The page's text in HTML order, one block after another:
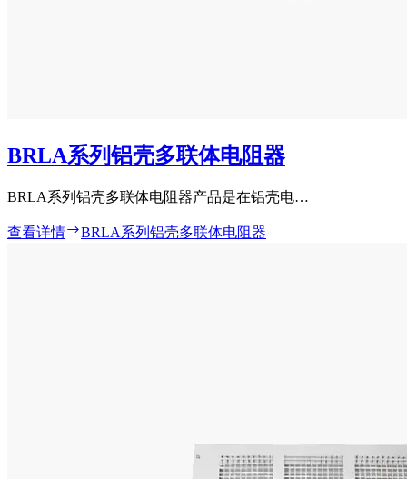
BRLA系列铝壳多联体电阻器
BRLA系列铝壳多联体电阻器产品是在铝壳电…
查看详情 BRLA系列铝壳多联体电阻器